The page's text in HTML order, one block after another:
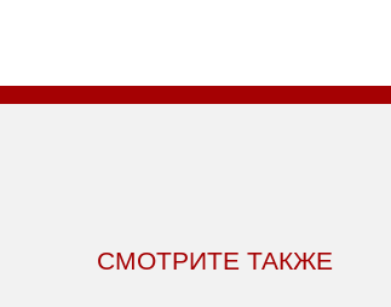
СМОТРИТЕ ТАКЖЕ